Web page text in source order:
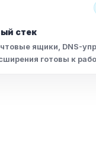
стек
ящики, DNS-
готовы к